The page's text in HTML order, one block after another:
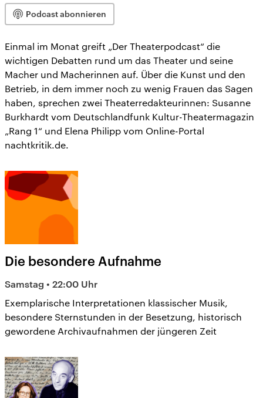
Podcast abonnieren
Einmal im Monat greift „Der Theaterpodcast“ die
wichtigen Debatten rund um das Theater und seine
Macher und Macherinnen auf. Über die Kunst und den
Betrieb, in dem immer noch zu wenig Frauen das Sagen
haben, sprechen zwei Theaterredakteurinnen: Susanne
Burkhardt vom Deutschlandfunk Kultur-Theatermagazin
„Rang 1“ und Elena Philipp vom Online-Portal
nachtkritik.de.
Die besondere Aufnahme
Samstag • 22:00 Uhr
Exemplarische Interpretationen klassischer Musik,
besondere Sternstunden in der Besetzung, historisch
gewordene Archivaufnahmen der jüngeren Zeit